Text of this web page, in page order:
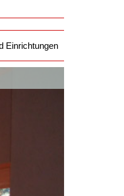
Einrichtungen